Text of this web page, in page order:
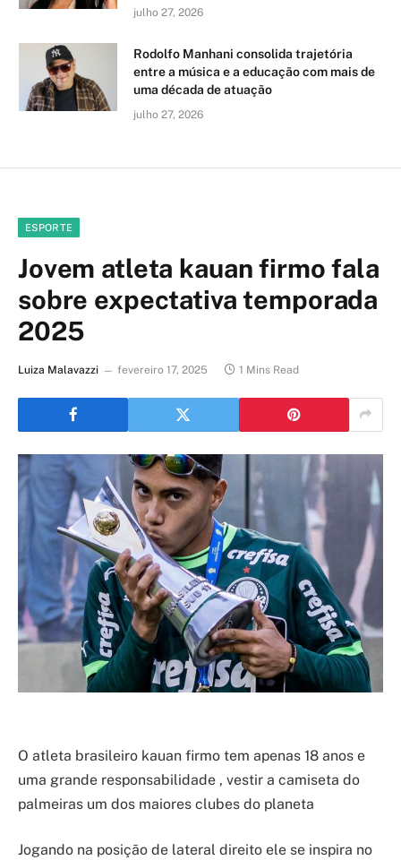
julho 27, 2026
Rodolfo Manhani consolida trajetória
entre a música e a educação com mais de
uma década de atuação
julho 27, 2026
ESPORTE
Jovem atleta kauan firmo fala
sobre expectativa temporada
2025
Luiza Malavazzi fevereiro 17, 2025 1 Mins Read
O atleta brasileiro kauan firmo tem apenas 18 anos e
uma grande responsabilidade , vestir a camiseta do
palmeiras um dos maiores clubes do planeta
Jogando na posição de lateral direito ele se inspira no